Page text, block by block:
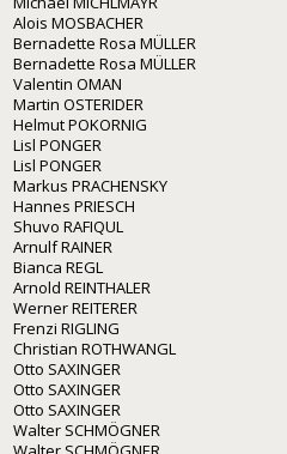
Alois MOSBACHER
Bernadette Rosa MÜLLER
Bernadette Rosa MÜLLER
Valentin OMAN
Martin OSTERIDER
Helmut POKORNIG
Lisl PONGER
Lisl PONGER
Markus PRACHENSKY
Hannes PRIESCH
Shuvo RAFIQUL
Arnulf RAINER
Bianca REGL
Arnold REINTHALER
Werner REITERER
Frenzi RIGLING
Christian ROTHWANGL
Otto SAXINGER
Otto SAXINGER
Otto SAXINGER
Walter SCHMÖGNER